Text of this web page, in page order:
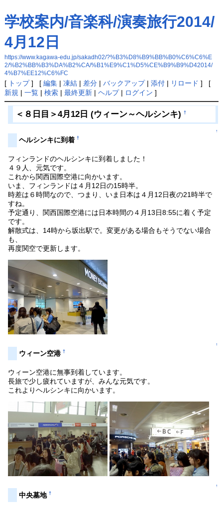
学校案内/音楽科/演奏旅行2014/
4月12日
https://www.kagawa-edu.jp/sakadh02/?%B3%D8%B9%BB%B0%C6%C6%E
2/%B2%BB%B3%DA%B2%CA/%B1%E9%C1%D5%CE%B9%B9%D42014/
4%B7%EE12%C6%FC
[ トップ] [ 編集| 凍結| 差分| バックアップ| 添付| リロード ] [
新規 | 一覧| 検索| 最終更新| ヘルプ| ログイン ]
＜８日目＞4月12日 (ウィーン～ヘルシンキ)†
↑
ヘルシンキに到着†
フィンランドのヘルシンキに到着しました！
４９人、元気です。
これから関西国際空港に向かいます。
いま、フィンランドは４月12日の15時半。
時差は６時間なので、つまり、いま日本は４月12日夜の21時半で
すね。
予定通り、関西国際空港には日本時間の４月13日8:55に着く予定
です。
解散式は、14時から坂出駅で。変更がある場合もそうでない場合
も、
再度関空で更新します。
↑
ウィーン空港†
ウィーン空港に無事到着しています。
長旅で少し疲れていますが、みんな元気です。
これよりヘルシンキに向かいます。
↑
中央墓地†